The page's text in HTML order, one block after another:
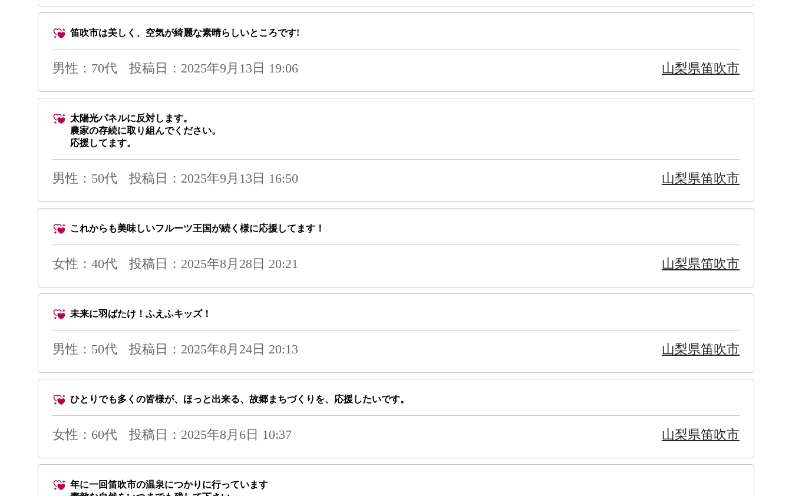
笛吹市は美しく、空気が綺麗な素晴らしいところです!
男性 ：70代 投稿日：2025年9月13日 19:06 山梨県笛吹市
太陽光パネルに反対します。
農家の存続に取り組んでください。
応援してます。
男性 ：50代 投稿日：2025年9月13日 16:50 山梨県笛吹市
これからも美味しいフルーツ王国が続く様に応援してます！
女性：40代 投稿日：2025年8月28日 20:21 山梨県笛吹市
未来に羽ばたけ！ふえふキッズ！
男性 ：50代 投稿日：2025年8月24日 20:13 山梨県笛吹市
ひとりでも多くの皆様が、ほっと出来る、故郷まちづくりを、応援したいです。
女性：60代 投稿日：2025年8月6日 10:37 山梨県笛吹市
年に一回笛吹市の温泉につかりに行っています